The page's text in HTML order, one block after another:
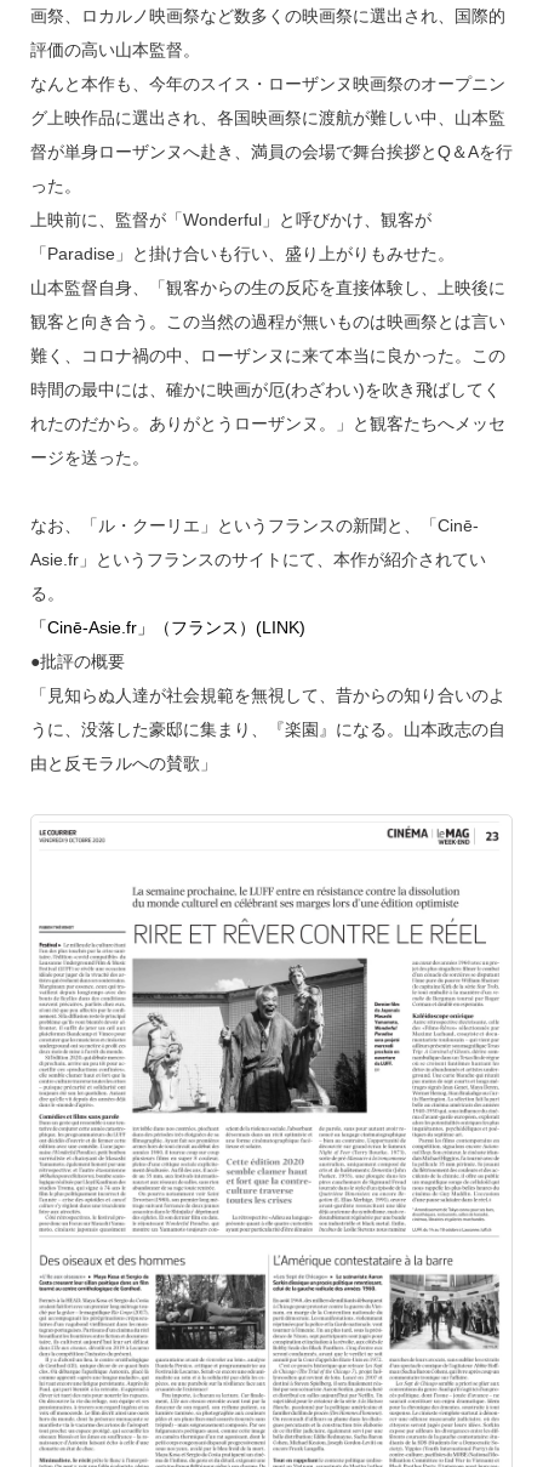
s
o
k
画祭、ロカルノ映画祭など数多くの映画祭に選出され、国際的
評価の高い山本監督。
なんと本作も、今年のスイス・ローザンヌ映画祭のオープニン
グ上映作品に選出され、各国映画祭に渡航が難しい中、山本監
督が単身ローザンヌへ赴き、満員の会場で舞台挨拶とQ＆Aを行
った。
上映前に、監督が「Wonderful」と呼びかけ、観客が
「Paradise」と掛け合いも行い、盛り上がりもみせた。
山本監督自身、「観客からの生の反応を直接体験し、上映後に
観客と向き合う。この当然の過程が無いものは映画祭とは言い
難く、コロナ禍の中、ローザンヌに来て本当に良かった。この
時間の最中には、確かに映画が厄(わざわい)を吹き飛ばしてく
れたのだから。ありがとうローザンヌ。」と観客たちへメッセ
ージを送った。
なお、「ル・クーリエ」というフランスの新聞と、「Cinē-
Asie.fr」というフランスのサイトにて、本作が紹介されてい
る。
「Cinē-Asie.fr」（フランス）(LINK)
●批評の概要
「見知らぬ人達が社会規範を無視して、昔からの知り合いのよ
うに、没落した豪邸に集まり、『楽園』になる。山本政志の自
由と反モラルへの賛歌」